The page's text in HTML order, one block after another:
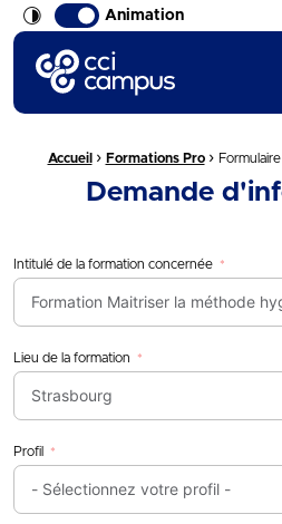
Animation
CCI Campus La formation qui vous
Fil d'Ariane :
Accueil › Formations Pro ›
Demande
Intitulé de la formation concernée
Lieu de la formation
Profil